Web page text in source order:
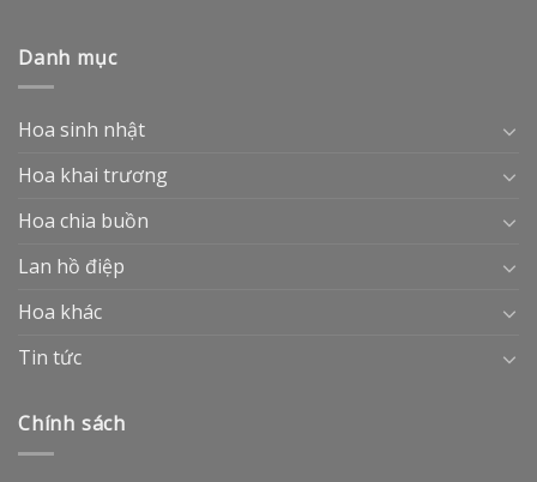
Danh mục
Hoa sinh nhật
Hoa khai trương
Hoa chia buồn
Lan hồ điệp
Hoa khác
Tin tức
Chính sách